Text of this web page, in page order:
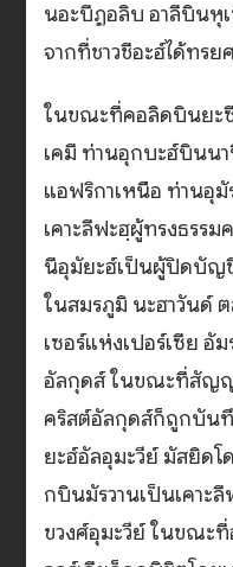
นอะบีฏอลิบ อาลีบินหุ
จากที่ชาวชีอะฮ์ได้ทรย
ในขณะที่คอลิดบินยะ
เคมี ท่านอุกบะฮ์บินน
แอฟริกาเหนือ ท่านอุมั
เคาะลีฟะฮฺผู้ทรงธรร
นีอุมัยะฮ์เป็นผู้ปิดบัญ
ในสมรภูมิ นะฮาวันด์
เซอร์แห่งเปอร์เซีย อั
อัลกุดส์ ในขณะที่สัญญ
คริสต์อัลกุดส์ก็ถูกบันทึ
ยะฮ์อัลอุมะวีย์ มัสยิด
กบินมัรวานเป็นเคาะ
ขวงศ์อุมะวีย์ ในขณะที่